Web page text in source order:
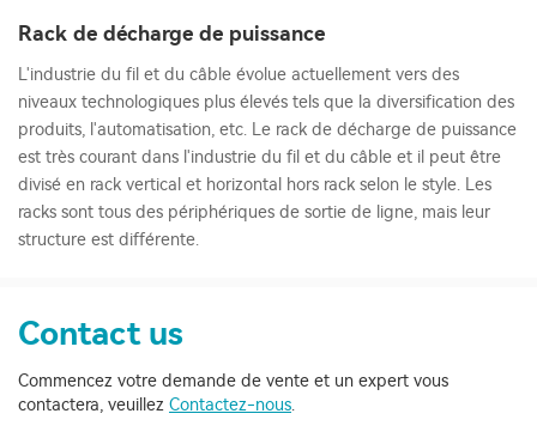
Rack de décharge de puissance
L'industrie du fil et du câble évolue actuellement vers des
niveaux technologiques plus élevés tels que la diversification des
produits, l'automatisation, etc. Le rack de décharge de puissance
est très courant dans l'industrie du fil et du câble et il peut être
divisé en rack vertical et horizontal hors rack selon le style. Les
racks sont tous des périphériques de sortie de ligne, mais leur
structure est différente.
Contact us
Commencez votre demande de vente et un expert vous
contactera, veuillez Contactez-nous.